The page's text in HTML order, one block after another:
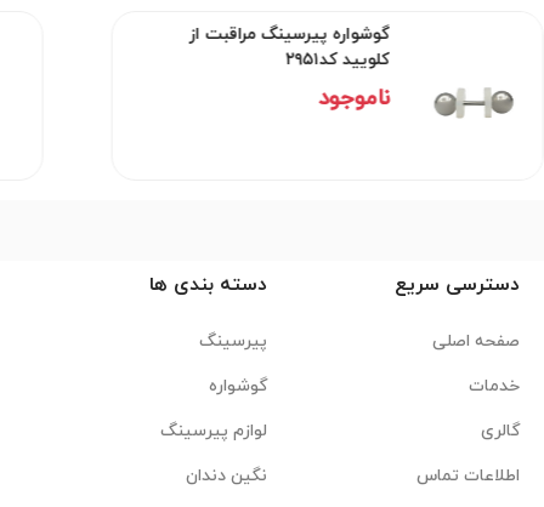
گوشواره پیرسینگ مراقبت از
کلویید کد۲۹۵۱
ناموجود
دسترسی سریع
صفحه اصلی
خدمات
گالری
اطلاعات تماس
دسته بندی ها
پیرسینگ
گوشواره
لوازم پیرسینگ
نگین دندان